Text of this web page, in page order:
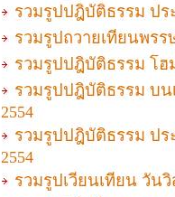
รวมรูปปฎิบัติธรรม ปร
รวมรูปถวายเทียนพรร
รวมรูปปฎิบัติธรรม โฮ
รวมรูปปฎิบัติธรรม บน
2554
รวมรูปปฎิบัติธรรม ป
2554
รวมรูปเวียนเทียน วัน